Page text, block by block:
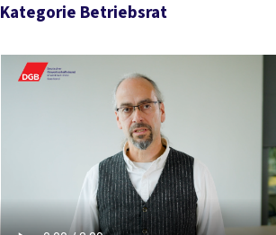
Kategorie Betriebsrat